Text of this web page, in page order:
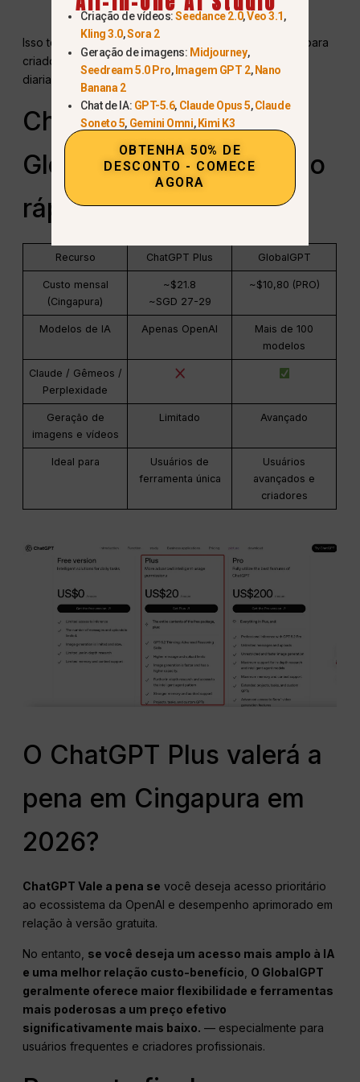
produtividade
Isso torna o GlobalGPT um
para
criadores, profissionais e estudantes que dependem
diariamente da IA.
ChatGPT Plus vs
GlobalGPT (Comparação
rápida)
Recurso ChatGPT Plus GlobalGPT
Custo mensal
(Cingapura)
~$21.8
~SGD 27-29
~$10,80 (PRO)
Modelos de IA Apenas OpenAI
Mais de 100
modelos
Claude / Gêmeos /
Perplexidade
Geração de
imagens e vídeos
Limitado Avançado
Ideal para
Usuários de
ferramenta única
Usuários
avançados e
criadores
O ChatGPT Plus valerá a
pena em Cingapura em
2026?
ChatGPTVale a pena se você deseja acesso prioritário
ao ecossistema da OpenAI e desempenho aprimorado em
relação à versão gratuita.
No entanto, se você deseja um acesso mais amplo à IA
e uma melhor relação custo-benefício O GlobalGPT
geralmente oferece maior flexibilidade e ferramentas
mais poderosas a um preço efetivo
significativamente mais baixo. — especialmente para
usuários frequentes e criadores profissionais.
Criação de vídeos:Seedance 2.0,Veo 3.1,
Kling 3.0,Sora 2
Geração de imagens: Midjourney,
Seedream 5.0 Pro, Imagem GPT 2, Nano
Banana 2
Chat de IA: GPT-5.6, Claude Opus 5,Claude
Soneto 5, Gemini Omni, Kimi K3
OBTENHA 50% DE
DESCONTO - COMECE
AGORA